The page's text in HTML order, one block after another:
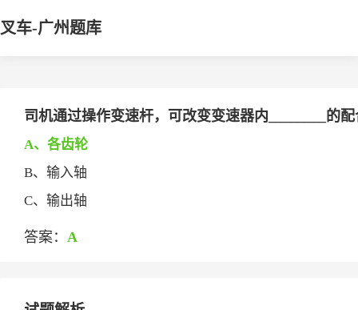
叉车-广州题库
司机通过操作变速杆，可改变变速器内________的
A、各齿轮
B、输入轴
C、输出轴
答案： A